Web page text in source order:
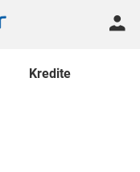
Kredite